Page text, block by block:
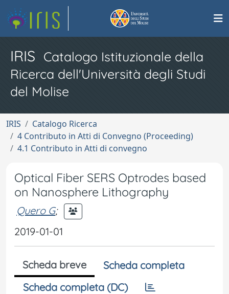
IRIS Catalogo Istituzionale della
Ricerca dell'Università degli Studi
del Molise
IRIS
Catalogo Ricerca
4 Contributo in Atti di Convegno (Proceeding)
4.1 Contributo in Atti di convegno
Optical Fiber SERS Optrodes based
on Nanosphere Lithography
Quero G;
2019-01-01
Scheda breve
Scheda completa
Scheda completa (DC)